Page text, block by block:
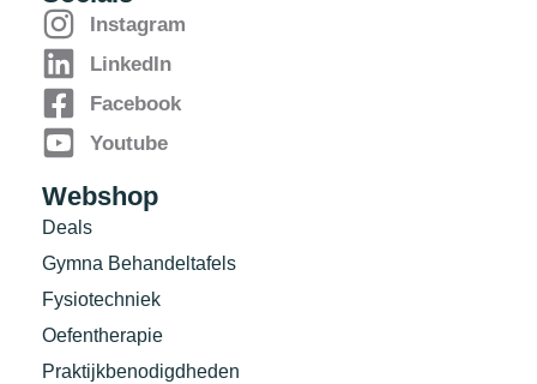
Instagram
LinkedIn
Facebook
Youtube
Webshop
Deals
Gymna Behandeltafels
Fysiotechniek
Oefentherapie
Praktijkbenodigdheden